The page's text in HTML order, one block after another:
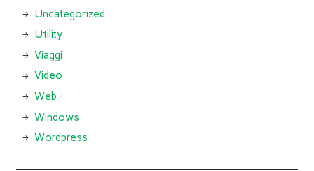
Uncategorized
Utility
Viaggi
Video
Web
Windows
Wordpress